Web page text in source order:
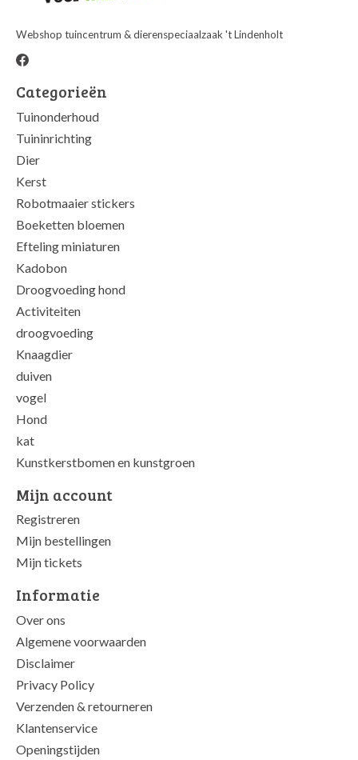
Webshop tuincentrum & dierenspeciaalzaak 't Lindenholt
Categorieën
Tuinonderhoud
Tuininrichting
Dier
Kerst
Robotmaaier stickers
Boeketten bloemen
Efteling miniaturen
Kadobon
Droogvoeding hond
Activiteiten
droogvoeding
Knaagdier
duiven
vogel
Hond
kat
Kunstkerstbomen en kunstgroen
Mijn account
Registreren
Mijn bestellingen
Mijn tickets
Informatie
Over ons
Algemene voorwaarden
Disclaimer
Privacy Policy
Verzenden & retourneren
Klantenservice
Openingstijden